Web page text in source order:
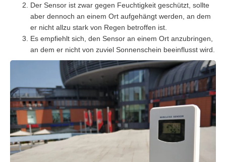
Der Sensor ist zwar gegen Feuchtigkeit geschützt, sollte
aber dennoch an einem Ort aufgehängt werden, an dem
er nicht allzu stark von Regen betroffen ist.
Es empfiehlt sich, den Sensor an einem Ort anzubringen,
an dem er nicht von zuviel Sonnenschein beeinflusst wird.